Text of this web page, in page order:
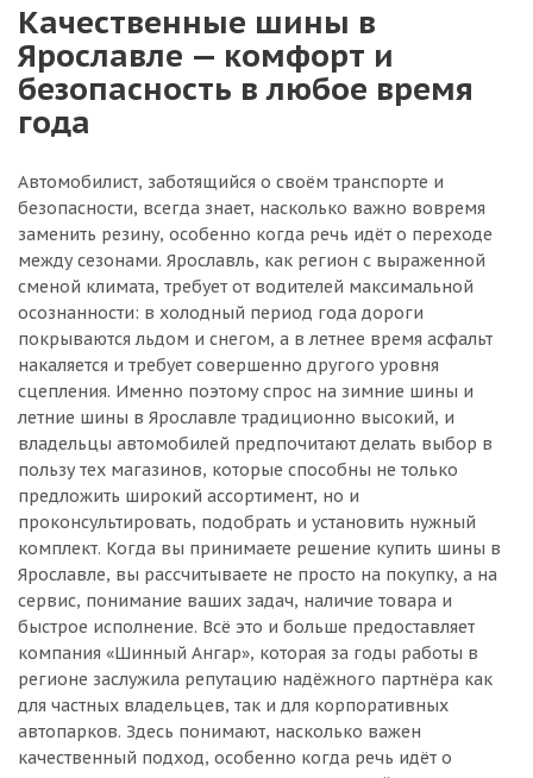
Качественные шины в
Ярославле — комфорт и
безопасность в любое время
года
Автомобилист, заботящийся о своём транспорте и
безопасности, всегда знает, насколько важно вовремя
заменить резину, особенно когда речь идёт о переходе
между сезонами. Ярославль, как регион с выраженной
сменой климата, требует от водителей максимальной
осознанности: в холодный период года дороги
покрываются льдом и снегом, а в летнее время асфальт
накаляется и требует совершенно другого уровня
сцепления. Именно поэтому спрос на зимние шины и
летние шины в Ярославле традиционно высокий, и
владельцы автомобилей предпочитают делать выбор в
пользу тех магазинов, которые способны не только
предложить широкий ассортимент, но и
проконсультировать, подобрать и установить нужный
комплект. Когда вы принимаете решение купить шины в
Ярославле, вы рассчитываете не просто на покупку, а на
сервис, понимание ваших задач, наличие товара и
быстрое исполнение. Всё это и больше предоставляет
компания «Шинный Ангар», которая за годы работы в
регионе заслужила репутацию надёжного партнёра как
для частных владельцев, так и для корпоративных
автопарков. Здесь понимают, насколько важен
качественный подход, особенно когда речь идёт о